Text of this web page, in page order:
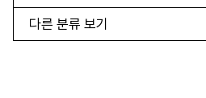
다른 분류 보기